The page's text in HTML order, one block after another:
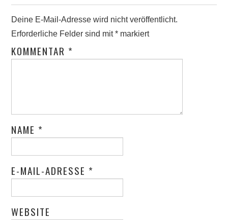
Deine E-Mail-Adresse wird nicht veröffentlicht.
Erforderliche Felder sind mit* markiert
KOMMENTAR *
NAME *
E-MAIL-ADRESSE *
WEBSITE